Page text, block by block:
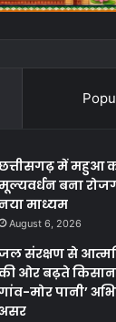
में महुआ
बना
माध्यम
August 6, 2026
संरक्षण से
ओर बढ़ते किसान,
मोर पानी’